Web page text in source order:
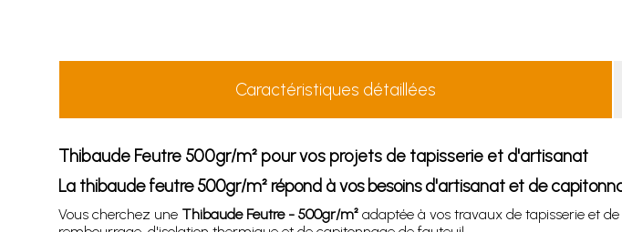
Caractéristiques détaillées
Thibaude Feutre 500gr/m² pour vos projets de tapisserie et d'artisanat
La thibaude feutre 500gr/m² répond à vos besoins d'artisanat et de
Vous cherchez une Thibaude Feutre - 500gr/m²adaptée à vos travaux de tapisserie et